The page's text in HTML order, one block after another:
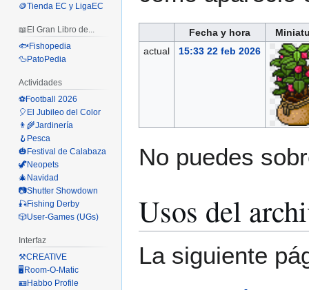
Fecha y hora
actual
15:33 22 feb 2026
No puedes
Usos del
La siguiente
🪙Tienda EC y LigaEC
📖El Gran Libro de...
🐟Fishopedia
🦆PatoPedia
Actividades
⚽Football 2026
🎈El Jubileo del Color
👨‍🌾Jardinería
🪝Pesca
🎃Festival de Calabaza
🦖Neopets
🎄Navidad
📷Shutter Showdown
🎣Fishing Derby
🎲User-Games (UGs)
Interfaz
⚒️CREATIVE
🖥️Room-O-Matic
🪪Habbo Profile